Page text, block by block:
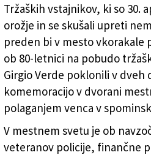
Govor Roberta Spazzalija v
(FotoDamj@n)
Tržaških vstajnikov, ki so 30.
orožje in se skušali upreti
preden bi v mesto vkorakale
ob 80-letnici na pobudo
Girgio Verde poklonili v dveh
komemoracijo v dvorani
polaganjem venca v
V mestnem svetu je ob
veteranov policije, finančne